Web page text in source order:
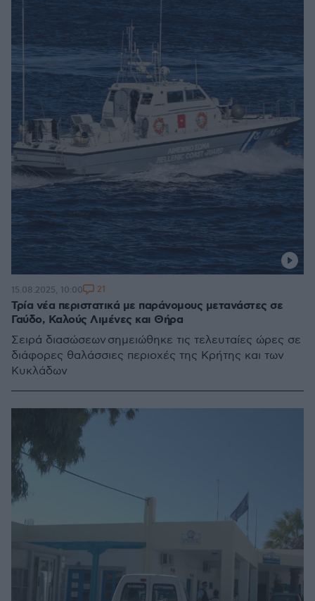
Τρία νέα περιστατικά με παράνομους μετανάστες σε
Γαύδο, Καλούς Λιμένες και Θήρα
Σειρά διασώσεων σημειώθηκε τις τελευταίες ώρες σε
διάφορες θαλάσσιες περιοχές της Κρήτης και των
Κυκλάδων
15.08.2025, 10:00 21